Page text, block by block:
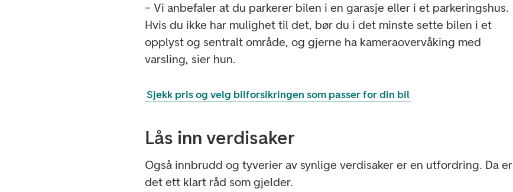
– Vi anbefaler at du parkerer bilen i en garasje eller i et parkeringshus.
Hvis du ikke har mulighet til det, bør du i det minste sette bilen i et
opplyst og sentralt område, og gjerne ha kameraovervåking med
varsling, sier hun.
Sjekk pris og velg bilforsikringen som passer for din bil
Lås inn verdisaker
Også innbrudd og tyverier av synlige verdisaker er en utfordring. Da er
det ett klart råd som gjelder.